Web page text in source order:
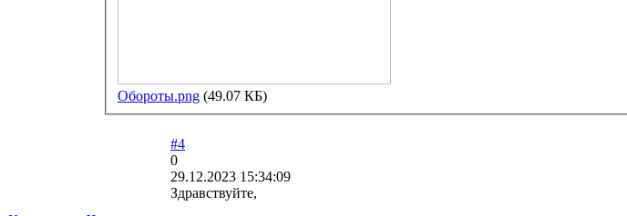
Обороты.png (49.07 КБ)
#4
0
29.12.2023 15:34:09
Здравствуйте,